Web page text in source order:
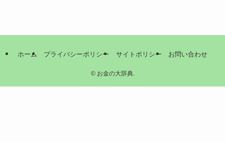
ホーム プライバシーポリシー サイトポリシー お問い合わせ
©お金の大辞典.